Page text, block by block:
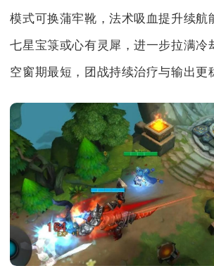
模式可换蒲牢靴，法术吸血提升续航
七星宝箓或心有灵犀，进一步拉满冷
空窗期最短，团战持续治疗与输出更